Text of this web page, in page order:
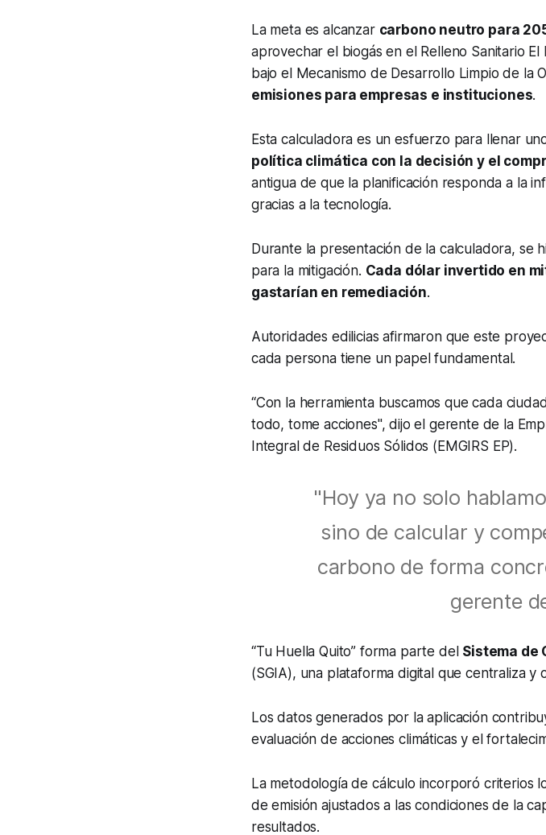
La meta es alcanzar carbono neutro para
aprovechar el biogás en el Relleno Sanitario
bajo el Mecanismo de Desarrollo Limpio de la
emisiones para empresas e instituciones.
Esta calculadora es un esfuerzo para llenar
política climática con la decisión y el
antigua de que la planificación responda a la
gracias a la tecnología.
Durante la presentación de la calculadora, se
para la mitigación. Cada dólar invertido en
gastarían en remediación.
Autoridades edilicias afirmaron que este
cada persona tiene un papel fundamental.
“Con la herramienta buscamos que cada
todo, tome acciones", dijo el gerente de la
Integral de Residuos Sólidos (EMGIRS EP).
"Hoy ya no solo
sino de calcular y
carbono de forma
gerente
“Tu Huella Quito” forma parte del Sistema de
(SGIA), una plataforma digital que centraliza y
Los datos generados por la aplicación
evaluación de acciones climáticas y el
La metodología de cálculo incorporó criterios
de emisión ajustados a las condiciones de la
resultados.